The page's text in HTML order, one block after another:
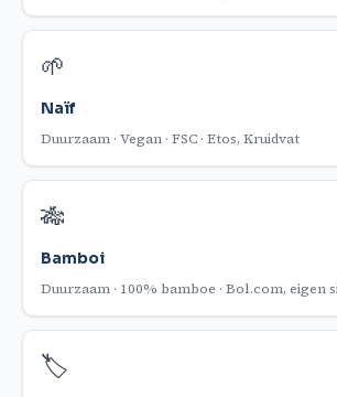
🌱
Naïf
Duurzaam · Vegan · FSC · Etos, Kruidvat
🎋
Bamboi
Duurzaam · 100% bamboe · Bol.com, eigen
🏷️